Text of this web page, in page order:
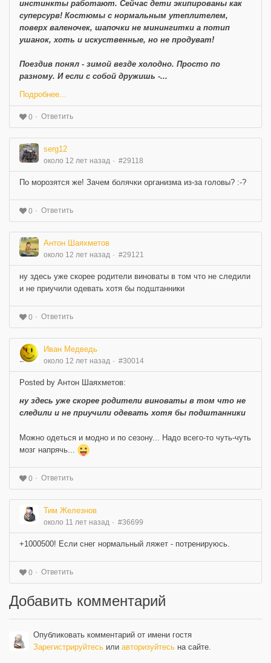
инстинкты работают. Сейчас дети экипированы как
суперсурв! Костюмы с нормальным утеплителем,
поверх валеночек, шапочки не минингитки а потип
ушанок, хоть и искуственные, но не продуват!
Поездив понял - зимой везде холодно. Просто по
разному. И если с собой дружишь -...
Подробнее...
0 Ответить
serg12
около 12 лет назад #29118
По морозятся же! Зачем болячки организма из-за головы? :-?
0 Ответить
Антон Шаяхметов
около 12 лет назад #29121
ну здесь уже скорее родители виноваты в том что не следили
и не приучили одевать хотя бы подштанники
0 Ответить
Иван Медведь
около 12 лет назад #30014
Posted by Антон Шаяхметов:
ну здесь уже скорее родители виноваты в том что не
следили и не приучили одевать хотя бы подштанники
Можно одеться и модно и по сезону... Надо всего-то чуть-чуть
мозг напрячь...
0 Ответить
Тим Железнов
около 11 лет назад #36699
+1000500! Если снег нормальный ляжет - потренируюсь.
0 Ответить
Добавить комментарий
Опубликовать комментарий от имени гостя
Зарегистрируйтесь или авторизуйтесь на сайте.